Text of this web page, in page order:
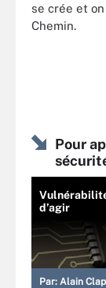
se crée et
Chemin.
Pour
d’agir
Par: Alain